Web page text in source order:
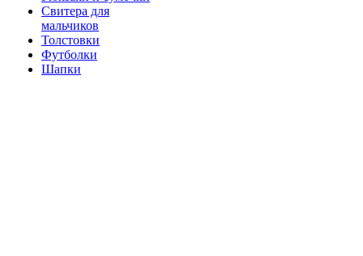
Свитера для
мальчиков
Толстовки
Футболки
Шапки